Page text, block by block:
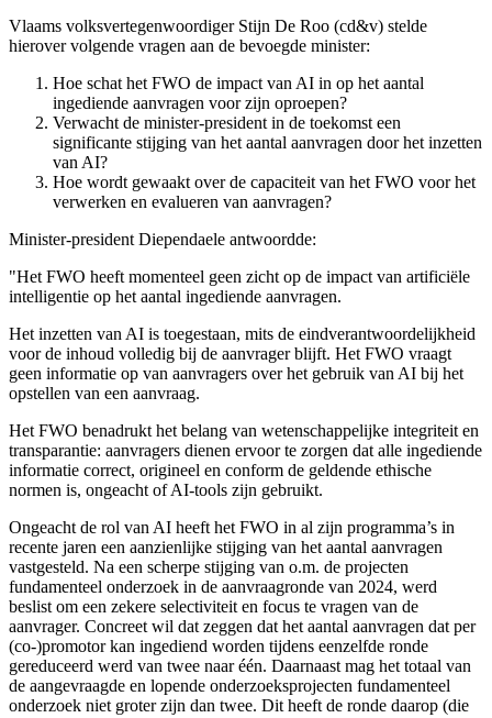
Vlaams volksvertegenwoordiger Stijn De Roo (cd&v) stelde
hierover volgende vragen aan de bevoegde minister:
Hoe schat het FWO de impact van AI in op het aantal
ingediende aanvragen voor zijn oproepen?
Verwacht de minister-president in de toekomst een
significante stijging van het aantal aanvragen door het inzetten
van AI?
Hoe wordt gewaakt over de capaciteit van het FWO voor het
verwerken en evalueren van aanvragen?
Minister-president Diependaele antwoordde:
"Het FWO heeft momenteel geen zicht op de impact van artificiële
intelligentie op het aantal ingediende aanvragen.
Het inzetten van AI is toegestaan, mits de eindverantwoordelijkheid
voor de inhoud volledig bij de aanvrager blijft. Het FWO vraagt
geen informatie op van aanvragers over het gebruik van AI bij het
opstellen van een aanvraag.
Het FWO benadrukt het belang van wetenschappelijke integriteit en
transparantie: aanvragers dienen ervoor te zorgen dat alle ingediende
informatie correct, origineel en conform de geldende ethische
normen is, ongeacht of AI-tools zijn gebruikt.
Ongeacht de rol van AI heeft het FWO in al zijn programma’s in
recente jaren een aanzienlijke stijging van het aantal aanvragen
vastgesteld. Na een scherpe stijging van o.m. de projecten
fundamenteel onderzoek in de aanvraagronde van 2024, werd
beslist om een zekere selectiviteit en focus te vragen van de
aanvrager. Concreet wil dat zeggen dat het aantal aanvragen dat per
(co-)promotor kan ingediend worden tijdens eenzelfde ronde
gereduceerd werd van twee naar één. Daarnaast mag het totaal van
de aangevraagde en lopende onderzoeksprojecten fundamenteel
onderzoek niet groter zijn dan twee. Dit heeft de ronde daarop (die